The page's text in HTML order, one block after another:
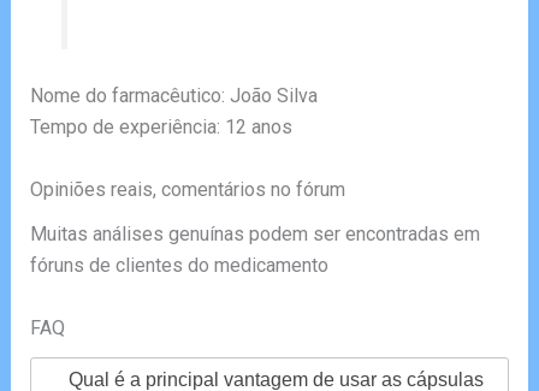
Nome do farmacêutico: João Silva
Tempo de experiência: 12 anos
Opiniões reais, comentários no fórum
Muitas análises genuínas podem ser encontradas em
fóruns de clientes do medicamento
FAQ
Qual é a principal vantagem de usar as cápsulas